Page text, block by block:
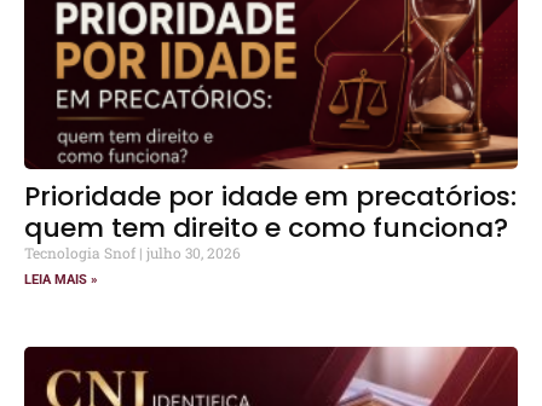
Prioridade por idade em precatórios:
quem tem direito e como funciona?
Tecnologia Snof julho 30, 2026
LEIA MAIS »